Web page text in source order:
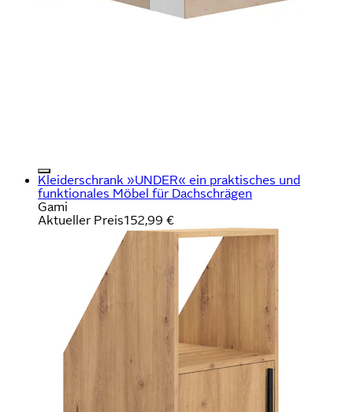
Kleiderschrank »UNDER« ein praktisches und
funktionales Möbel für Dachschrägen
Gami
Aktueller Preis152,99 €